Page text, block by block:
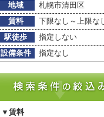
地域
札幌市清田区
賃料
下限なし～上限な
駅徒歩
指定しない
設備条件
指定なし
▼賃料